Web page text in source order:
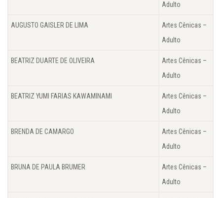
Adulto
AUGUSTO GAISLER DE LIMA
Artes Cênicas –
Adulto
BEATRIZ DUARTE DE OLIVEIRA
Artes Cênicas –
Adulto
BEATRIZ YUMI FARIAS KAWAMINAMI
Artes Cênicas –
Adulto
BRENDA DE CAMARGO
Artes Cênicas –
Adulto
BRUNA DE PAULA BRUMER
Artes Cênicas –
Adulto